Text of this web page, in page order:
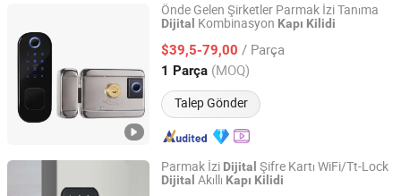
Önde Gelen Şirketler Parmak İzi Tanıma
Dijital Kombinasyon Kapı Kilidi
$39,5-79,00 / Parça
1 Parça (MOQ)
Talep Gönder
Zhongshan Fuxianglai Hardware Technology Co.,Ltd.
Guangdong, China Fiyat 2025
Parmak İzi Dijital Şifre Kartı WiFi/Tt-Lock
Dijital Akıllı Kapı Kilidi
Fujian Chainfun Electronic Technology Co., Ltd.